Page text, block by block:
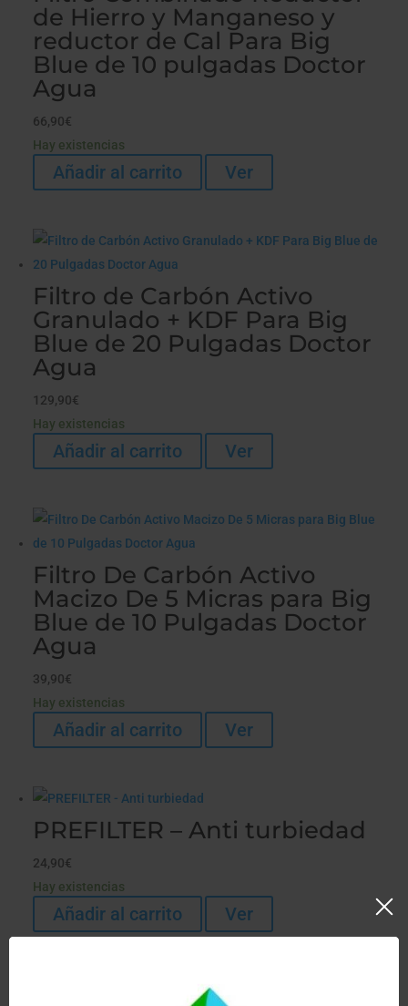
de Hierro y Manganeso y
reductor de Cal Para Big
Blue de 10 pulgadas Doctor
Agua
66,90€
Hay existencias
Añadir al carrito Ver
Filtro de Carbón Activo
Granulado + KDF Para Big
Blue de 20 Pulgadas Doctor
Agua
129,90€
Hay existencias
Añadir al carrito Ver
Filtro De Carbón Activo
Macizo De 5 Micras para Big
Blue de 10 Pulgadas Doctor
Agua
39,90€
Hay existencias
Añadir al carrito Ver
PREFILTER – Anti turbiedad
24,90€
Hay existencias
Añadir al carrito Ver